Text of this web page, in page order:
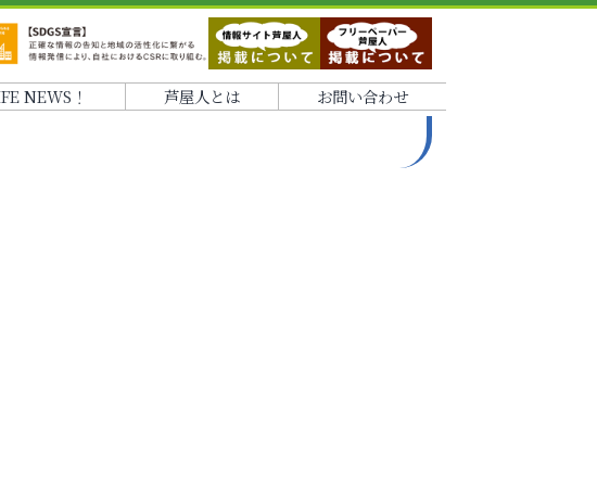
NEWS！ 芦屋人とは お問い合わせ